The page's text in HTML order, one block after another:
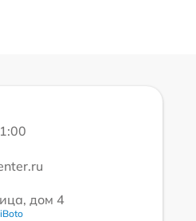
дом 4